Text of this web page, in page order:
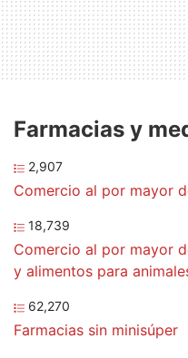
Farmacias y
2,907
Comercio al por mayor
18,739
Comercio al por mayor
y alimentos para
62,270
Farmacias sin minisúper